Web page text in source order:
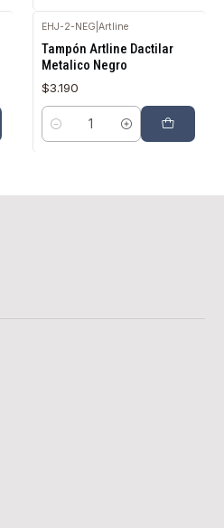
EHJ-2-NEG Artline
Tampón Artline Dactilar
Metalico Negro
$3.190
Cantidad